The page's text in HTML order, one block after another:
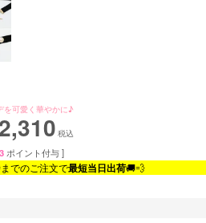
を可愛く華やかに♪
2,310 税込
ポイント付与 ]
でのご注文で最短当日出荷🚚💨